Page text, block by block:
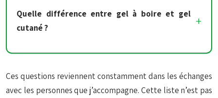
Quelle différence entre gel à boire et gel
cutané ?
Ces questions reviennent constamment dans les échanges
avec les personnes que j’accompagne. Cette liste n’est pas